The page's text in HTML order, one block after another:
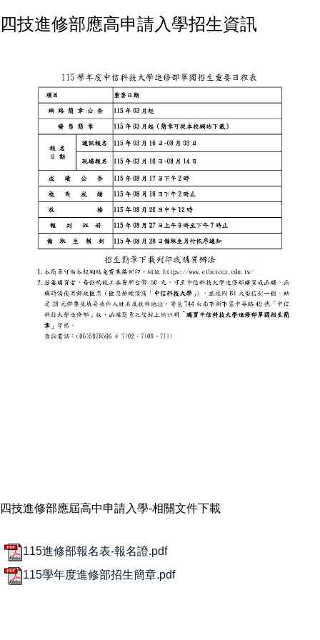
四技進修部應高申請入學招生資訊
四技進修部應屆高中申請入學-相關文件下載
115進修部報名表-報名證.pdf
115學年度進修部招生簡章.pdf